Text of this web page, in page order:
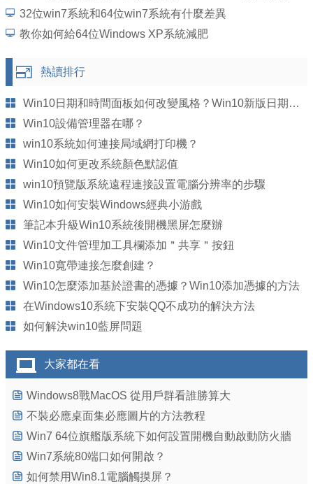
32位win7系統和64位win7系統有什麼差異
教你如何給64位Windows XP系統減肥
熱讀排行
Win10日期和時間面板如何改變風格？Win10新版日期怎麼修改
Win10設備管理器在哪？
win10系統如何連接局域網打印機？
Win10如何更改系統顏色默認值
win10預覽版系統遠程連接設置電腦分辨率的步驟
Win10如何安裝Windows經典小游戲
筆記本升級Win10系統後開機黑屏怎麼辦
Win10文件管理加工具欄添加＂共享＂按鈕
Win10寬帶連接怎麼創建？
Win10怎麼添加基於證書的憑據？Win10添加憑據的方法
在Windows10系統下安裝QQ不成功的解決方法
如何解決win10藍屏問題
大家都在看
Windows8戰MacOS 從用戶群看誰勝算大
不裝必應桌面集必應圖片的方法教程
Win7 64位旗艦版系統下如何設置開機自動啟動防火牆
Win7系統80端口如何開啟？
如何禁用Win8.1電腦觸摸屏？